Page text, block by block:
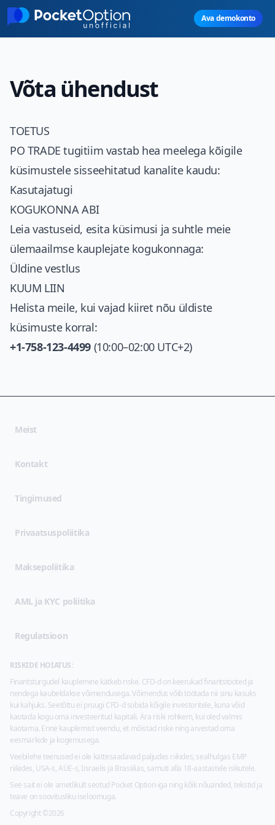
Skip to main content
Ava demokonto
Võta ühendust
TOETUS
PO TRADE tugitiim vastab hea meelega kõigile
küsimustele sisseehitatud kanalite kaudu:
Kasutajatugi
KOGUKONNA ABI
Leia vastuseid, esita küsimusi ja suhtle meie
ülemaailmse kauplejate kogukonnaga:
Üldine vestlus
KUUM LIIN
Helista meile, kui vajad kiiret nõu üldiste
küsimuste korral:
+1-758-123-4499 (10:00–02:00 UTC+2)
Meist
Kontakt
Tingimused
Privaatsuspoliitika(opens in new tab)
Maksepoliitika
AML ja KYC poliitika
Regulatsioon
RISKIDE HOIATUS:
Finantsturgudel kauplemine kätkeb riske. CFD-d on keerukad finantstooted ja
nendega kaubeldakse võimendusega. Võimendus võib töötada nii sinu kasuks
kui kahjuks. Seetõttu ei pruugi CFD-d sobida kõigile investoritele, kuna võid
kaotada kogu oma investeeritud kapitali. Ära riski rohkem, kui oled valmis
kaotama. Enne kauplemist veendu, et mõistad riske ning arvestad oma
eesmärkide ja kogemusega.
Veebilehe teenused ei ole kättesaadavad paljudes riikides, sealhulgas EMP
riikides, USA-s, AÜE-s, Iisraelis ja Brasiilias, samuti alla 18-aastastele isikutele.
See sait ei ole ametlikult seotud Pocket Option-iga ning kõik nõuanded, tekstid ja
teave on soovitusliku iseloomuga.
Copyright ©2026